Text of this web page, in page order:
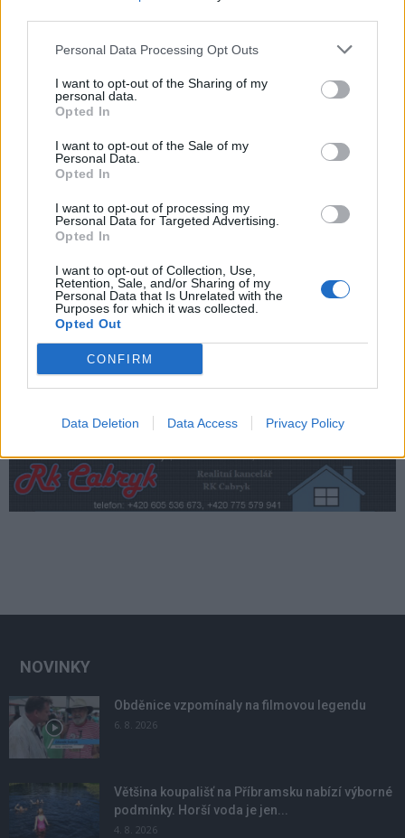
Personal Data Processing Opt Outs
I want to opt-out of the Sharing of my
personal data.
Opted In
I want to opt-out of the Sale of my
Personal Data.
Opted In
I want to opt-out of processing my
Personal Data for Targeted Advertising.
Opted In
I want to opt-out of Collection, Use,
Retention, Sale, and/or Sharing of my
Personal Data that Is Unrelated with the
Purposes for which it was collected.
Opted Out
CONFIRM
Data Deletion Data Access Privacy Policy
Rovnováha života. Vernisáž nabídne
i hudební a básnický program
Festival hudby na zámku Dobříš sází na
jedinečnou atmosféru. Klasiku propojí
Fesťáczek Presents poprvé míří do
divadlo i tvořivé dílny
NOVINKY
Obděnice vzpomínaly na filmovou legendu
6. 8. 2026
Většina koupališť na Příbramsku nabízí výborné
podmínky. Horší voda je jen...
4. 8. 2026